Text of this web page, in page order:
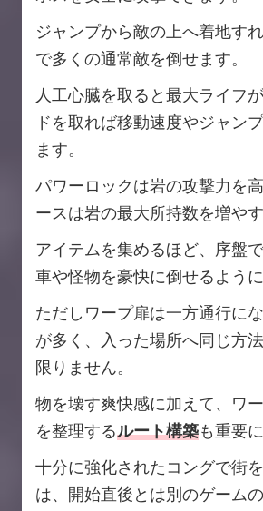
ジャンプから敵の上へ着地す
で多くの通常敵を倒せます。
人工心臓を取ると最大ライフ
ドを取れば移動速度やジャン
ます。
パワーロックは岩の攻撃力を
ースは岩の最大所持数を増やす
アイテムを集めるほど、序盤
車や怪物を豪快に倒せるように
ただしワープ扉は一方通行に
が多く、入った場所へ同じ方
限りません。
物を壊す爽快感に加えて、ワ
を整理するルート構築も重要
十分に強化されたコングで街
は、開始直後とは別のゲーム